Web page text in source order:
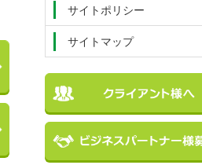
サイトポリシー
サイトマップ